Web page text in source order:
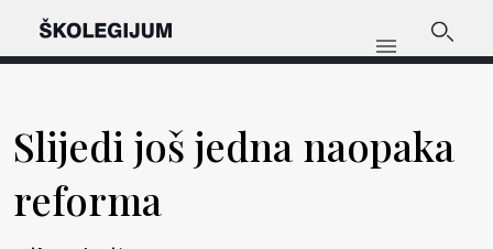
Slijedi još jedna naopaka
reforma